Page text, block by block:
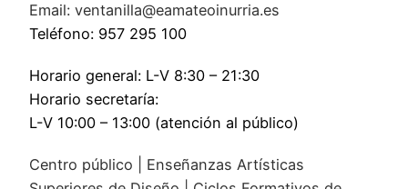
Email: ventanilla@eamateoinurria.es
Teléfono: 957 295 100
Horario general: L-V 8:30 – 21:30
Horario secretaría:
L-V 10:00 – 13:00 (atención al público)
Centro público | Enseñanzas Artísticas